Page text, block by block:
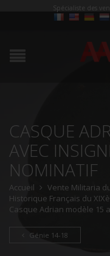
Spécialiste des
CASQUE
AVEC
NOMINATIF
Accueil Vente Militaria
Historique Français du
Casque Adrian modèle 15
Génie 14-18